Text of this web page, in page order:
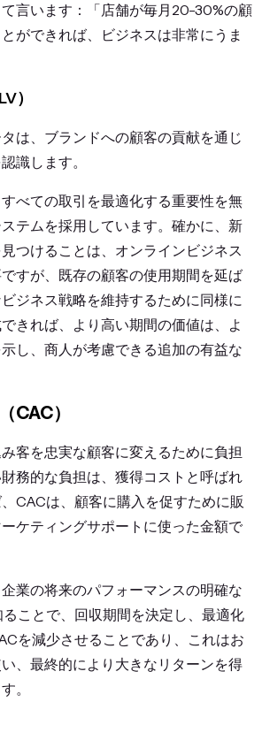
言います：「店舗が毎月20-30%の顧
ができれば、ビジネスは非常にうま
）
は、ブランドへの顧客の貢献を通じ
識します。
べての取引を最適化する重要性を無
テムを採用しています。確かに、新
つけることは、オンラインビジネス
すが、既存の顧客の使用期間を延ば
ジネス戦略を維持するために同様に
きれば、より高い期間の価値は、よ
し、商人が考慮できる追加の有益な
CAC）
客を忠実な顧客に変えるために負担
務的な負担は、獲得コストと呼ばれ
CACは、顧客に購入を促すために販
ケティングサポートに使った金額で
業の将来のパフォーマンスの明確な
ことで、回収期間を決定し、最適化
を減少させることであり、これはお
、最終的により大きなリターンを得
。